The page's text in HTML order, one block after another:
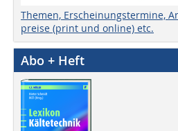
Themen, Erscheinungstermine,
preise (print und online) etc.
Abo + Heft